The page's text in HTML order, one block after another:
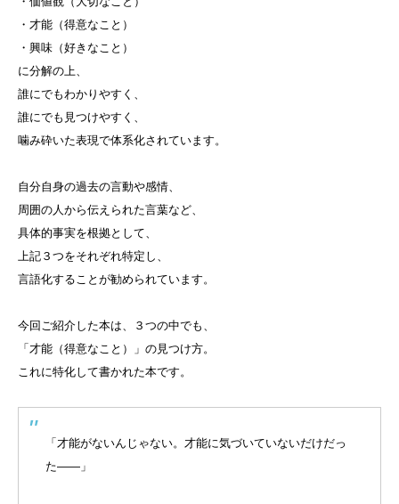
・才能（得意なこと）
・興味（好きなこと）
に分解の上、
誰にでもわかりやすく、
誰にでも見つけやすく、
噛み砕いた表現で体系化されています。
自分自身の過去の言動や感情、
周囲の人から伝えられた言葉など、
具体的事実を根拠として、
上記３つをそれぞれ特定し、
言語化することが勧められています。
今回ご紹介した本は、３つの中でも、
「才能（得意なこと）」の見つけ方。
これに特化して書かれた本です。
「才能がないんじゃない。才能に気づいていないだけだっ
た――」